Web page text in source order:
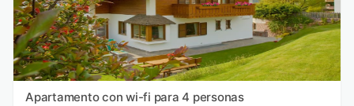
Apartamento con wi-fi para 4 personas